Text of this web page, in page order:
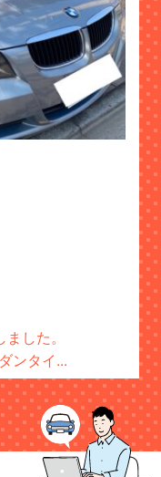
した。
ンタイ...